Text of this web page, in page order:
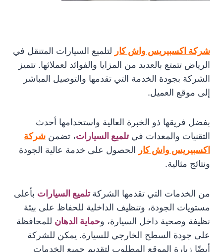
شركة اكسبيريس واش كار لتلميع السيارات المتنقل في
الرياض تتمتع بالعديد من المزايا والفوائد لعملائها. تتميز
الشركة بجودة الخدمة التي تقدمها والتوصيل المباشر
إلى موقع العميل.
بفضل فريقها ذو الخبرة العالية واستخدامها أحدث
التقنيات والمعدات فيتلميع السيارات، تضمن شركة
اكسبيريس واش كار الحصول على خدمة عالية الجودة
ونتائج مثالية.
من الخدمات التي تقدمها الشركةتلميع السيارات بأعلى
مستويات الجودة، وتنظيف الداخلية للحفاظ على بيئة
نظيفة وصحية داخل السيارة، وحماية الدهان للمحافظة
على جودة السطح الخارجي للسيارة. يمكن للشركة
أيضًا زيارة الموقع المطلوب لتقديم جميع الخدمات